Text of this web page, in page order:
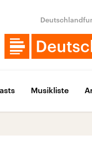
Musikliste